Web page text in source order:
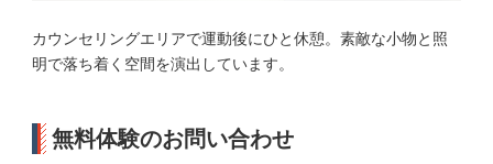
カウンセリングエリアで運動後にひと休憩。素敵な小物と照
明で落ち着く空間を演出しています。
無料体験のお問い合わせ